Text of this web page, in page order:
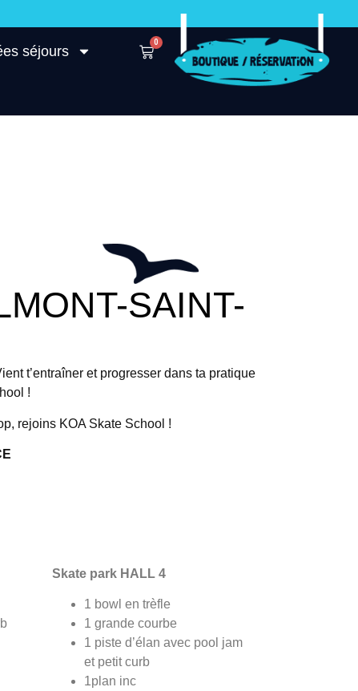
séjours
0
SAINT-
t’entraîner et progresser dans ta pratique
!
rejoins KOA Skate School !
Skate park HALL 4
1 bowl en trèfle
1 grande courbe
1 piste d’élan avec pool jam
et petit curb
1plan inc